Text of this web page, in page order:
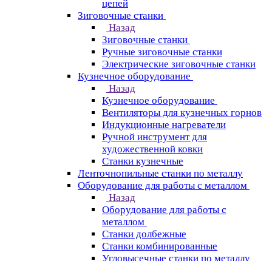
цепей
Зиговочные станки
Назад
Зиговочные станки
Ручные зиговочные станки
Электрические зиговочные станки
Кузнечное оборудование
Назад
Кузнечное оборудование
Вентиляторы для кузнечных горнов
Индукционные нагреватели
Ручной инструмент для
художественной ковки
Станки кузнечные
Ленточнопильные станки по металлу
Оборудование для работы с металлом
Назад
Оборудование для работы с
металлом
Станки долбежные
Станки комбинированные
Угловысечные станки по металлу